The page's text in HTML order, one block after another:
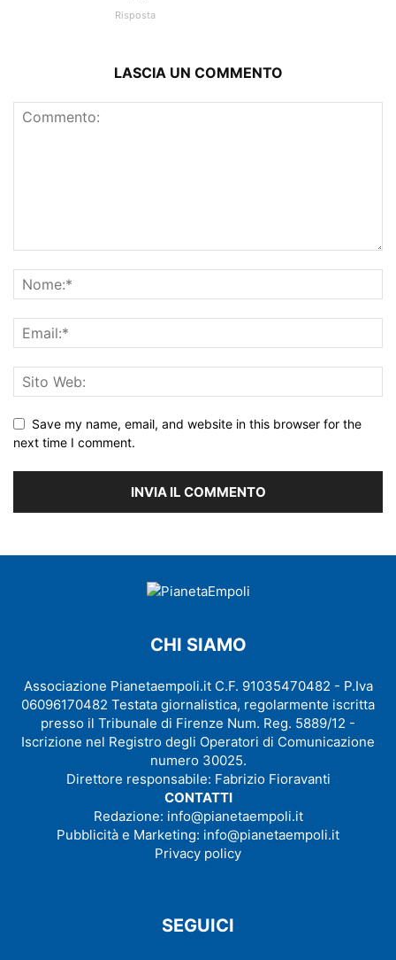
Risposta
LASCIA UN COMMENTO
Save my name, email, and website in this browser for the
next time I comment.
CHI SIAMO
Associazione Pianetaempoli.it C.F. 91035470482 - P.Iva
06096170482 Testata giornalistica, regolarmente iscritta
presso il Tribunale di Firenze Num. Reg. 5889/12 -
Iscrizione nel Registro degli Operatori di Comunicazione
numero 30025.
Direttore responsabile: Fabrizio Fioravanti
CONTATTI
Redazione: info@pianetaempoli.it
Pubblicità e Marketing: info@pianetaempoli.it
Privacy policy
SEGUICI